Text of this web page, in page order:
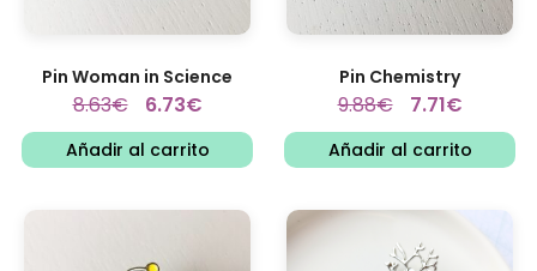
Pin Woman in Science
8.63€ 6.73€
Añadir al carrito
Pin Chemistry
9.88€ 7.71€
Añadir al carrito